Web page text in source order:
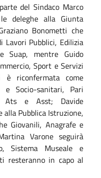
del Sindaco Marco
deleghe alla Giunta
Bonometti che
Lavori Pubblici, Edilizia
Suap, mentre Guido
Sport e Servizi
è riconfermata come
e Socio-sanitari, Pari
Ats e Asst; Davide
alla Pubblica Istruzione,
Giovanili, Anagrafe e
Varone seguirà
Sistema Museale e
resteranno in capo al